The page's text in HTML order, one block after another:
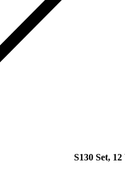
S130 Set, 12